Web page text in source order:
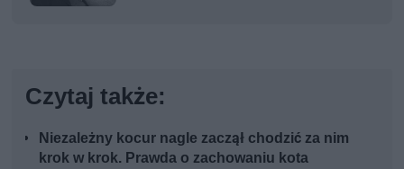
Czytaj także:
Niezależny kocur nagle zaczął chodzić za nim
krok w krok. Prawda o zachowaniu kota